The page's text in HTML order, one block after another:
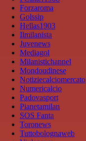
Forzaroma
Golssip
Hellas1903
Ilmilanista
Juvenews
Mediagol
Milanistichannel
Mondoudinese
Notiziecalciomercato
Numericalcio
Padovasport
Pianetamilan
SOS Fanta
Toronews
Tuttobolognaweb